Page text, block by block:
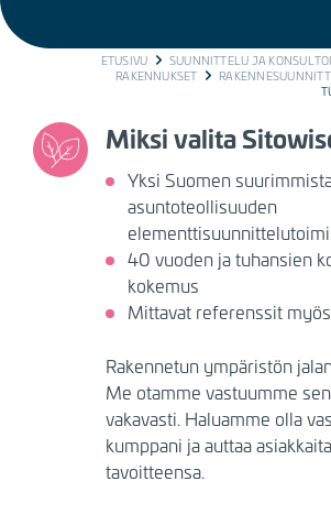
BREADCRUMB
ETUSIVU SUUNNITTELU JA
RAKENNUKSET
Miksi valita
Yksi Suomen
asuntoteollisuuden
40 vuoden ja tuhansien
kokemus
Mittavat referenssit
Rakennetun ympäristön
Me otamme vastuumme
vakavasti. Haluamme olla
kumppani ja auttaa
tavoitteensa.